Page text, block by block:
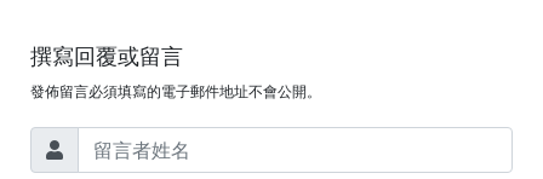
撰寫回覆或留言
發佈留言必須填寫的電子郵件地址不會公開。